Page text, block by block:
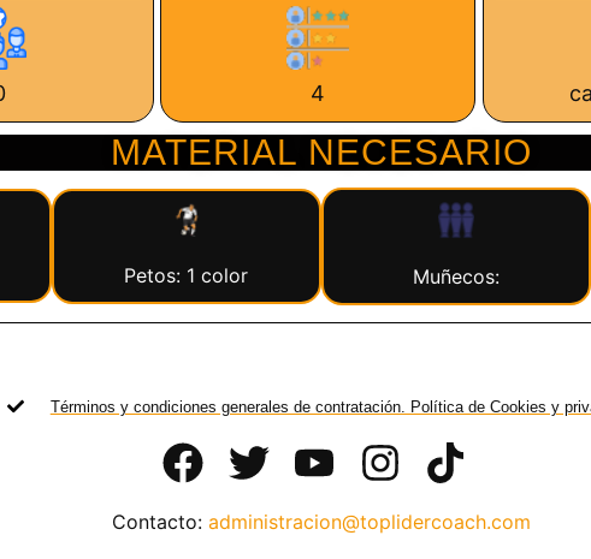
4
MATERIAL NECESARIO
Petos: 1 color Muñecos:
Términos y condiciones generales de contratación. Política de Cookies y
Contacto: administracion@toplidercoach.com